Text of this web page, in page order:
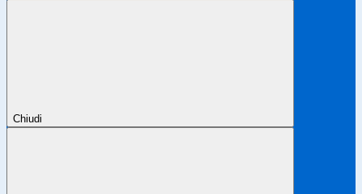
Chiudi